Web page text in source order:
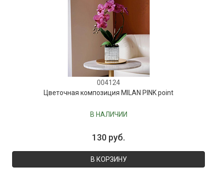
004124
Цветочная композиция MILAN PINK point
В НАЛИЧИИ
130 руб.
В КОРЗИНУ